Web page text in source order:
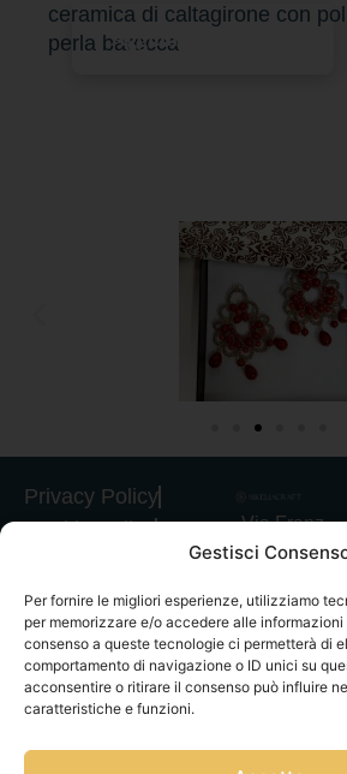
Gestisci
Per fornire le migliori esperienze, utilizziamo
per memorizzare e/o accedere alle
consenso a queste tecnologie ci permetterà di
comportamento di navigazione o ID unici su
acconsentire o ritirare il consenso può influire
caratteristiche e funzioni.
ceramica di caltagirone con
perla barocca
Aggiungi al carrello
Privacy Policy
Cookie Policy
Spedizioni
Informativa
GPSR
Termini e
Servizio Clienti
Via Franz
Fischietti, 15
Palermo
+39
3939546162
info@sikeliac
+39